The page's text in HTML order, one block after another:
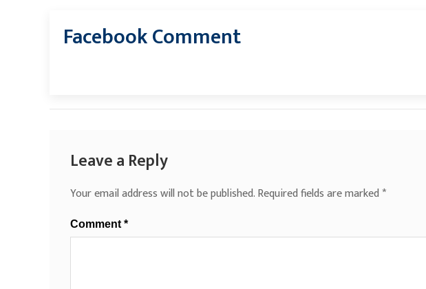
Facebook Comment
Leave a Reply
Your email address will not be published.Required fields are marked*
Comment *